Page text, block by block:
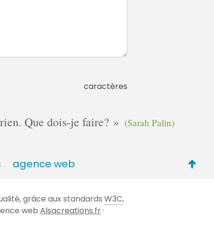
caractères
Que dois-je faire? (Sarah Palin)
agence web
grâce aux standards W3C,
web Alsacreations.fr·